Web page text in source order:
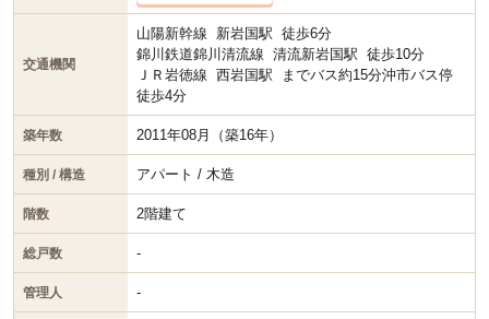
交通機関
山陽新幹線 新岩国駅 徒歩6分
錦川鉄道錦川清流線 清流新岩国駅 徒歩10分
ＪＲ岩徳線 西岩国駅
までバス約15分沖市バス停
徒歩4分
築年数 2011年08月（築16年）
種別 / 構造 アパート / 木造
階数 2階建て
総戸数 -
管理人 -